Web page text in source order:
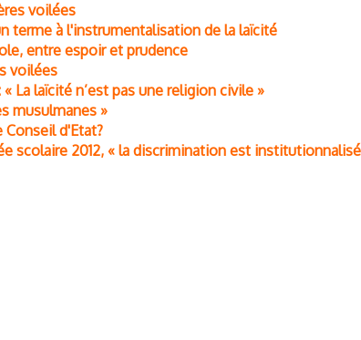
voilées
terme à l'instrumentalisation de la laïcité
entre espoir et prudence
voilées
La laïcité n’est pas une religion civile »
musulmanes »
d'Etat?
scolaire 2012, « la discrimination est